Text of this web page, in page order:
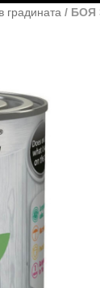
градината / БОЯ